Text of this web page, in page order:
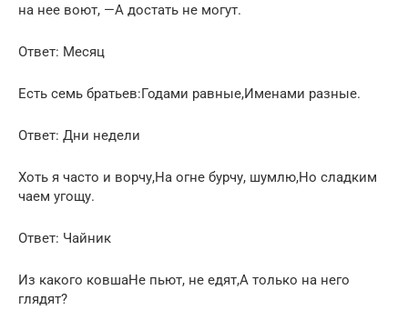
на нее воют, —А достать не могут.
Ответ: Месяц
Есть семь братьев:Годами равные,Именами разные.
Ответ: Дни недели
Хоть я часто и ворчу,На огне бурчу, шумлю,Но сладким
чаем угощу.
Ответ: Чайник
Из какого ковшаНе пьют, не едят,А только на него
глядят?